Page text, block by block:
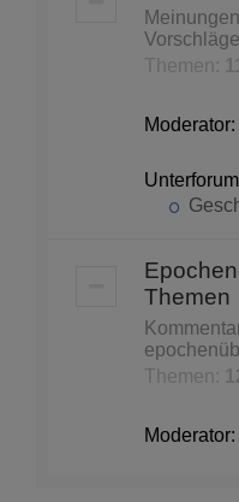
Vorschläge
Themen:
Moderator:
Themen
Themen:
Moderator: